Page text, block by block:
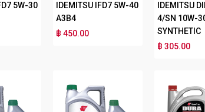
5W-30
IDEMITSU IFD7 5W-40
A3B4
฿ 450.00
IDEMITSU
4/SN 10W-
SYNTHETIC
฿ 305.00